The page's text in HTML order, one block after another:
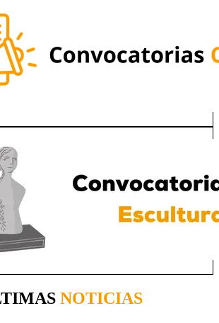
NOTICIAS